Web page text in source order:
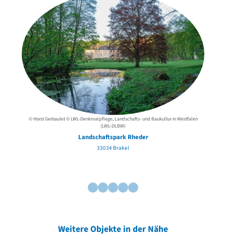
© Horst Gerbaulet © LWL-Denkmalpflege, Landschafts- und Baukultur in Westfalen
(LWL-DLBW)
Landschaftspark Rheder
33034 Brakel
Weitere Objekte in der Nähe